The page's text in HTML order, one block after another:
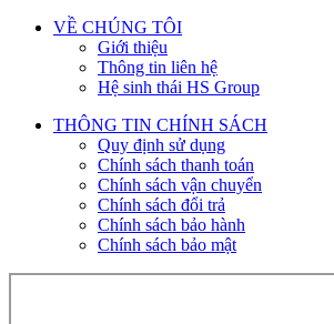
VỀ CHÚNG TÔI
Giới thiệu
Thông tin liên hệ
Hệ sinh thái HS Group
THÔNG TIN CHÍNH SÁCH
Quy định sử dụng
Chính sách thanh toán
Chính sách vận chuyển
Chính sách đổi trả
Chính sách bảo hành
Chính sách bảo mật